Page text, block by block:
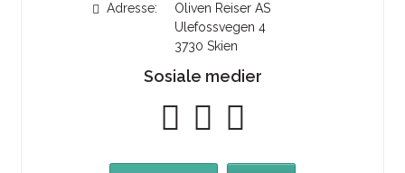
Adresse:
Oliven Reiser AS
Ulefossvegen 4
3730 Skien
Sosiale medier